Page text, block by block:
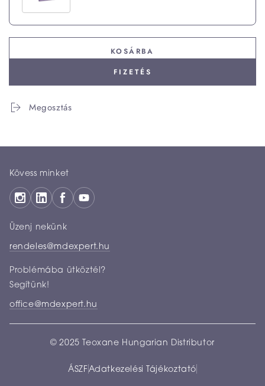
KOSÁRBA
FIZETÉS
Megosztás
Kövess minket
Üzenj nekünk
rendeles@mdexpert.hu
Problémába ütköztél?
Segítünk!
office@mdexpert.hu
© 2025 Teoxane Hungarian Distributor
ÁSZFAdatkezelési Tájékoztató